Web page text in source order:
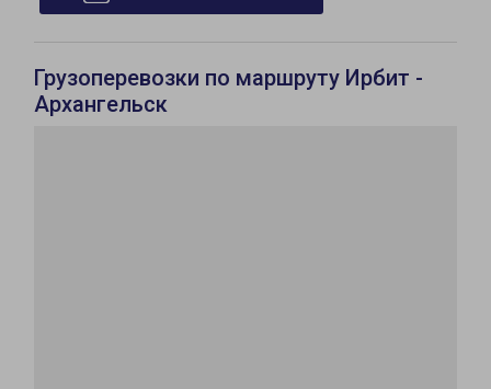
Грузоперевозки по маршруту Ирбит -
Архангельск